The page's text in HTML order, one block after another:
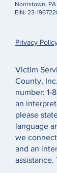
Norristown, PA
EIN: 23-
Privacy
Victim
County,
number: 1-
an
please
language
we
and an
assistance.